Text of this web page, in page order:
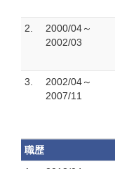
2.
2000/04～
2002/03
3.
2002/04～
2007/11
職歴